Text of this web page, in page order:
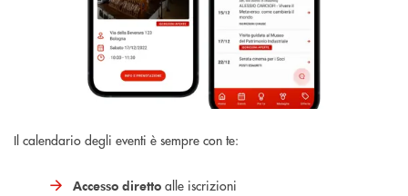
Il calendario degli eventi è sempre con te:
Accesso diretto alle iscrizioni